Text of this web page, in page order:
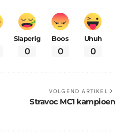
Slaperig
0
Boos
0
Uhuh
0
VOLGEND ARTIKEL
Stravoc MC1 kampioen